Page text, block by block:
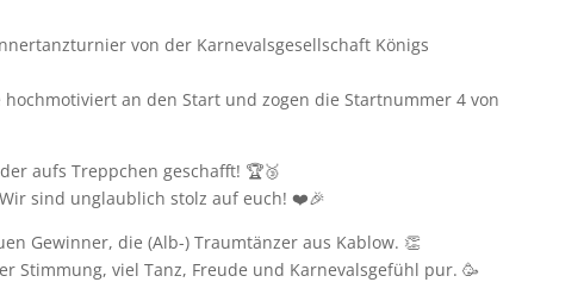
von der Karnevalsgesellschaft Königs
an den Start und zogen die Startnummer 4 von
aufs Treppchen geschafft! 🏆🥉
sind unglaublich stolz auf euch! ❤️🎉
Gewinner, die (Alb-) Traumtänzer aus Kablow. 👏
Stimmung, viel Tanz, Freude und Karnevalsgefühl pur. 🥳